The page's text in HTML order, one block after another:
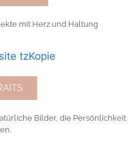
mit Herz und Haltung
Bilder, die Persönlichkeit